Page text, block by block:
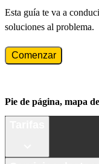
Esta guía te va a
soluciones al problema.
Comenzar
Pie de página, mapa